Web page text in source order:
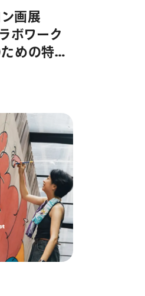
画展
ボワーク
めの特別
「日比谷